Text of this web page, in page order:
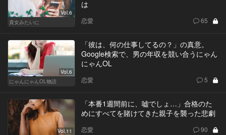
Vol.6
貴女みたいに
は
恋愛 65
Vol.6
にゃんにゃんOL物語
「彼は、何の仕事してるの？」の真意。
Google検索で、男の年収を競い合うにゃん
にゃんOL
恋愛 5
Vol.11
「本番1週間前に、嘘でしょ…」合格のた
めにすべてを賭けてきた親子を襲った悲劇
恋愛 90